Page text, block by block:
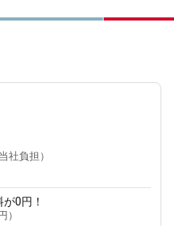
社負担）
0円！
）